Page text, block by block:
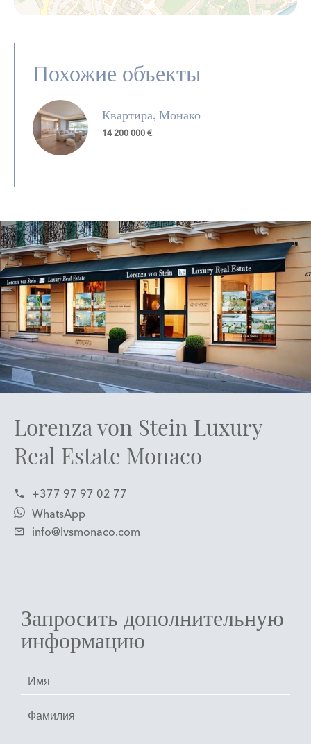
Похожие объекты
Квартира, Монако
14 200 000 €
Lorenza von Stein Luxury
Real Estate Monaco
+377 97 97 02 77
WhatsApp
info@lvsmonaco.com
Запросить дополнительную
информацию